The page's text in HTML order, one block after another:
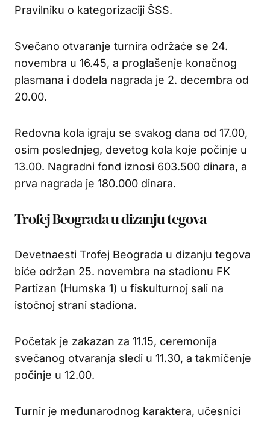
Pravilniku o kategorizaciji ŠSS.
Svečano otvaranje turnira održaće se 24.
novembra u 16.45, a proglašenje konačnog
plasmana i dodela nagrada je 2. decembra od
20.00.
Redovna kola igraju se svakog dana od 17.00,
osim poslednjeg, devetog kola koje počinje u
13.00. Nagradni fond iznosi 603.500 dinara, a
prva nagrada je 180.000 dinara.
Trofej Beograda u dizanju tegova
Devetnaesti Trofej Beograda u dizanju tegova
biće održan 25. novembra na stadionu FK
Partizan (Humska 1) u fiskulturnoj sali na
istočnoj strani stadiona.
Početak je zakazan za 11.15, ceremonija
svečanog otvaranja sledi u 11.30, a takmičenje
počinje u 12.00.
Turnir je međunarodnog karaktera, učesnici